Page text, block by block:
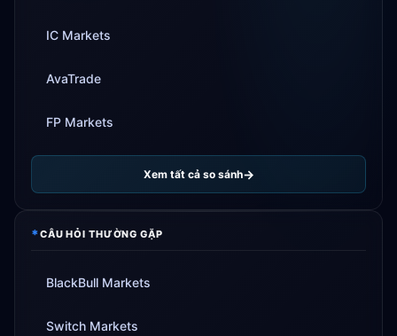
IC Markets
AvaTrade
FP Markets
Xem tất cả so sánh
*CÂU HỎI THƯỜNG GẶP
BlackBull Markets
Switch Markets